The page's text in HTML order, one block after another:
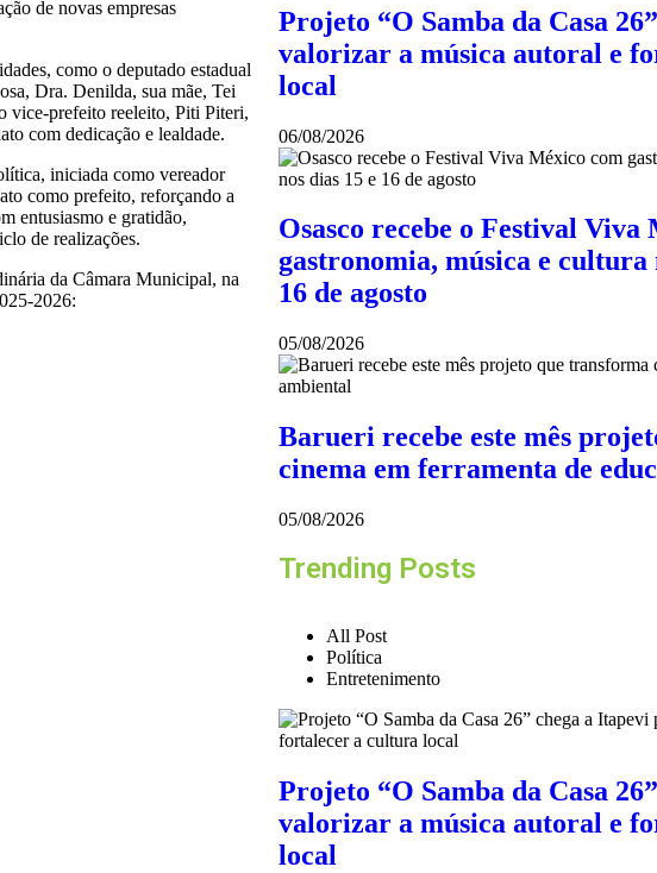
de novas empresas
como o deputado estadual
Dra. Denilda, sua mãe, Tei
vice-prefeito reeleito, Piti Piteri,
com dedicação e lealdade.
iniciada como vereador
como prefeito, reforçando a
entusiasmo e gratidão,
de realizações.
da Câmara Municipal, na
2026:
Projeto “O Samba da Casa
valorizar a música autoral e
local
06/08/2026
Osasco recebe o Festival Viva
gastronomia, música e cultura
16 de agosto
05/08/2026
Barueri recebe este mês
cinema em ferramenta de
05/08/2026
Trending Posts
All Post
Política
Entretenimento
Projeto “O Samba da Casa
valorizar a música autoral e
local